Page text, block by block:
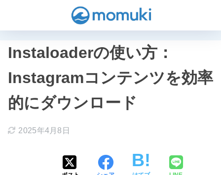
Instaloaderの使い方：
Instagramコンテンツを効率
的にダウンロード
2025年4月8日